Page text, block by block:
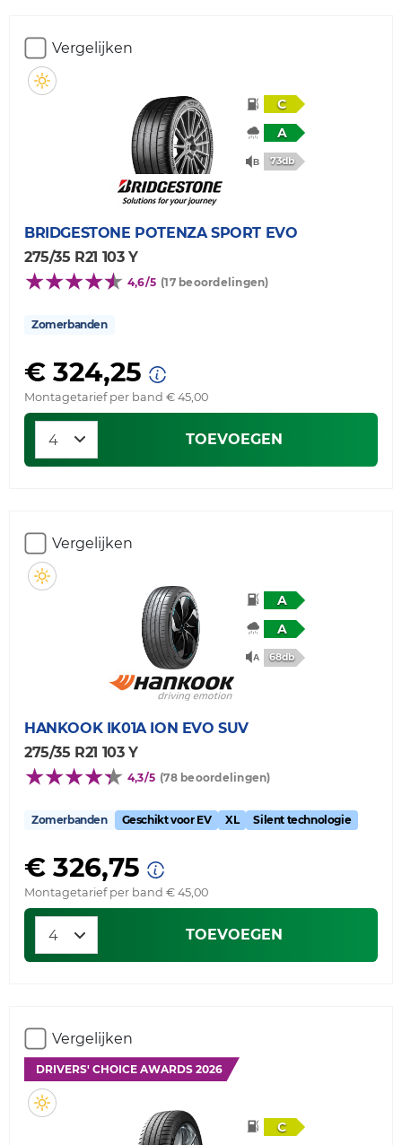
Vergelijken
C
A
73db
BRIDGESTONE POTENZA SPORT EVO
275/35 R21 103 Y
4,6/5 (17 beoordelingen)
Zomerbanden
€ 324,25
Montagetarief per band € 45,00
TOEVOEGEN
Vergelijken
A
A
68db
HANKOOK IK01A ION EVO SUV
275/35 R21 103 Y
4,3/5 (78 beoordelingen)
Zomerbanden Geschikt voor EV XL Silent technologie
€ 326,75
Montagetarief per band € 45,00
TOEVOEGEN
Vergelijken
DRIVERS' CHOICE AWARDS 2026
C